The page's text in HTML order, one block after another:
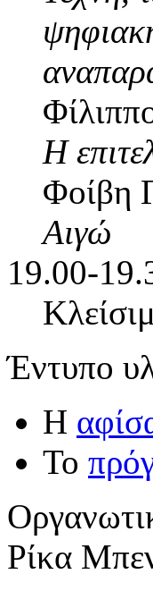
Η
Φοίβη
Αιγώ
19.00-
Έντυπο
Η
Το
Ρίκα